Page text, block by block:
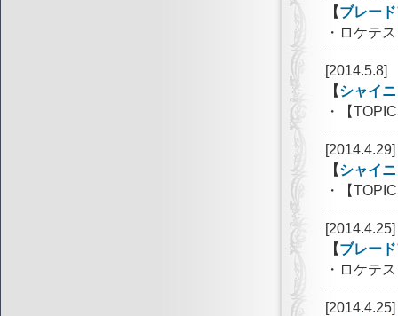
【ブレー
・ロケテ
[2014.5.8]
【シャイ
・【
[2014.4.29]
【シャイ
・【
[2014.4.25]
【ブレー
・ロケテ
[2014.4.25]